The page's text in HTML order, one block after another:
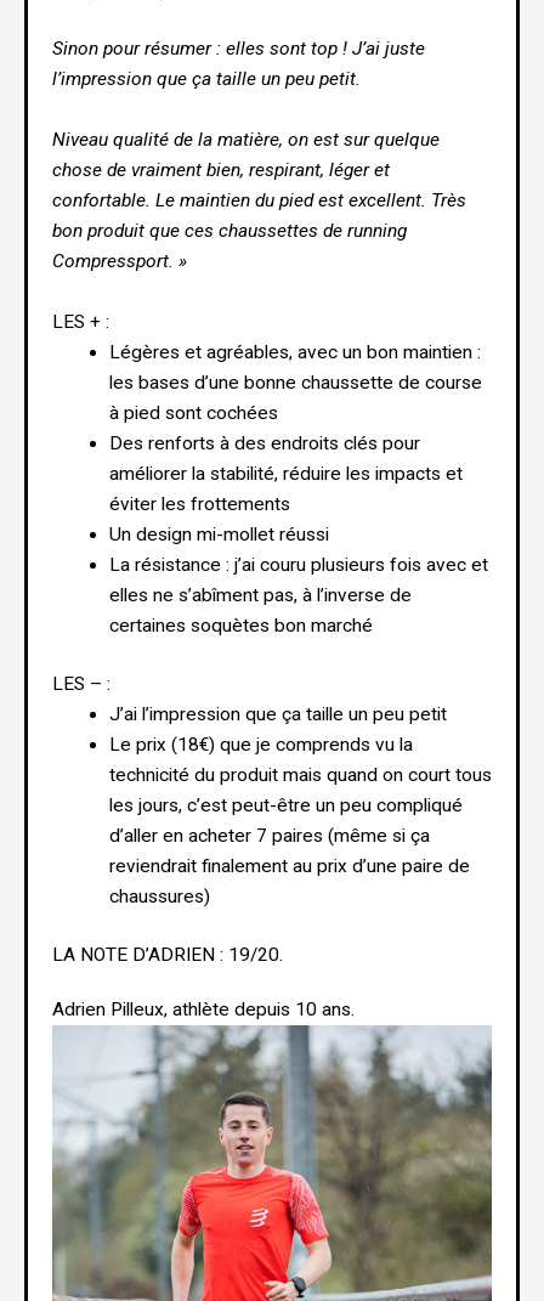
Sinon pour résumer : elles sont top ! J’ai juste
l’impression que ça taille un peu petit.
Niveau qualité de la matière, on est sur quelque
chose de vraiment bien, respirant, léger et
confortable. Le maintien du pied est excellent. Très
bon produit que ces chaussettes de running
Compressport. »
LES + :
Légères et agréables, avec un bon maintien :
les bases d’une bonne chaussette de course
à pied sont cochées
Des renforts à des endroits clés pour
améliorer la stabilité, réduire les impacts et
éviter les frottements
Un design mi-mollet réussi
La résistance : j’ai couru plusieurs fois avec et
elles ne s’abîment pas, à l’inverse de
certaines soquètes bon marché
LES – :
J’ai l’impression que ça taille un peu petit
Le prix (18€) que je comprends vu la
technicité du produit mais quand on court tous
les jours, c’est peut-être un peu compliqué
d’aller en acheter 7 paires (même si ça
reviendrait finalement au prix d’une paire de
chaussures)
LA NOTE D’ADRIEN : 19/20.
Adrien Pilleux, athlète depuis 10 ans.